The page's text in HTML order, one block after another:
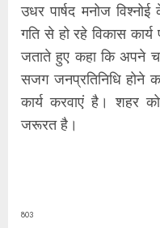
उधर पार्षद मनोज
गति से हो रहे विकास
जताते हुए कहा कि अपने
सजग जनप्रतिनिधि होने
कार्य करवाएं है। शहर
जरूरत है।
803